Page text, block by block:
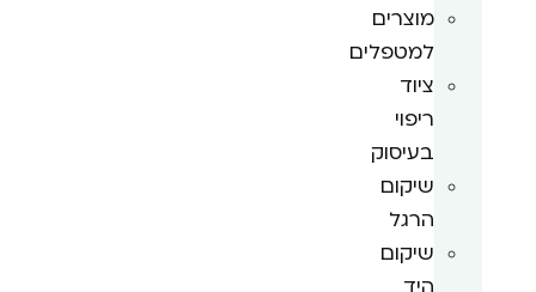
מוצרים
למטפלים
ציוד
ריפוי
בעיסוק
שיקום
הרגל
שיקום